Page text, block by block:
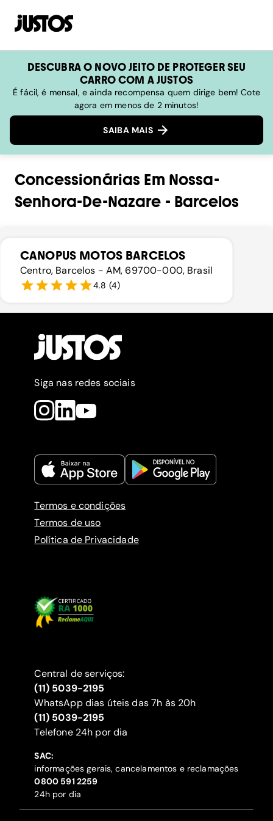
DESCUBRA O NOVO JEITO DE PROTEGER SEU
CARRO COM A JUSTOS
É fácil, é mensal, e ainda recompensa quem dirige bem! Cote
agora em menos de 2 minutos!
SAIBA MAIS
Concessionárias Em Nossa-
Senhora-De-Nazare - Barcelos
CANOPUS MOTOS BARCELOS
Centro, Barcelos - AM, 69700-000, Brasil
4.8 (4)
Siga nas redes sociais
Termos e condições
Termos de uso
Política de Privacidade
Central de serviços:
(11) 5039-2195
WhatsApp dias úteis das 7h às 20h
(11) 5039-2195
‍Telefone 24h por dia
SAC:
informações gerais, cancelamentos e reclamações
‍0800 591 2259
24h por dia